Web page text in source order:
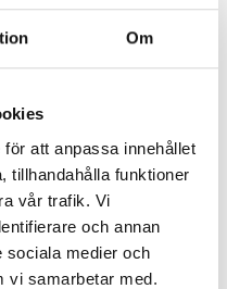
Om
att anpassa innehållet
tillhandahålla funktioner
vår trafik. Vi
och annan
sociala medier och
vi samarbetar med.
21
släck
sensor